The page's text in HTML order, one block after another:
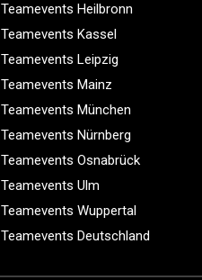
Teamevents Heilbronn
Teamevents Kassel
Teamevents Leipzig
Teamevents Mainz
Teamevents München
Teamevents Nürnberg
Teamevents Osnabrück
Teamevents Ulm
Teamevents Wuppertal
Teamevents Deutschland